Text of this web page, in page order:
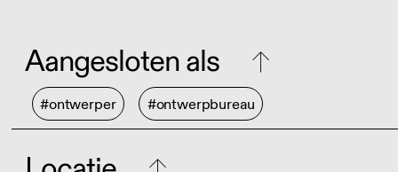
Aangesloten als
#ontwerper #ontwerpbureau